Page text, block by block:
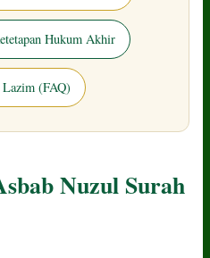
Hukum Akhir
(FAQ)
Nuzul Surah